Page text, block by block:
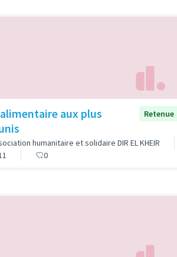
aux plus
Retenue
humanitaire et solidaire DIR EL KHEIR
0